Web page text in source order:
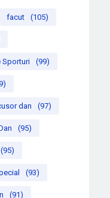
facut (105)
Sporturi (99)
dan (97)
(95)
(95)
(93)
(91)